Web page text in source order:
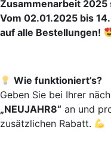
Zusammenarbeit 2025
Vom 02.01.2025 bis
auf alle Bestellungen!
Wie funktioniert’s?
Geben Sie bei Ihrer
„NEUJAHR8“ an und
zusätzlichen Rabatt.